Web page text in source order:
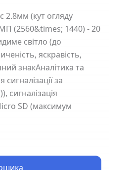
2.8мм (кут огляду
(2560&times; 1440) - 20
світло (до
яскравість,
знакАналітика та
за
сигналізація
SD (максимум